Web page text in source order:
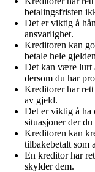
betalingsfristen
Det er viktig å
ansvarlighet.
Kreditoren kan
betale hele
Det kan være lurt
dersom du har
Kreditorer har
av gjeld.
Det er viktig å ha
situasjoner der
Kreditoren kan
tilbakebetalt som
En kreditor har
skylder dem.